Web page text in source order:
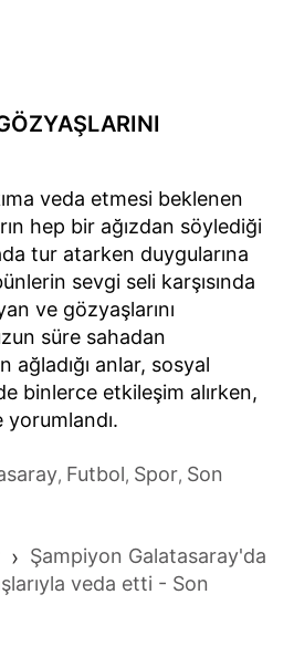
veda etmesi beklenen
hep bir ağızdan söylediği
tur atarken duygularına
sevgi seli karşısında
ve gözyaşlarını
süre sahadan
ağladığı anlar, sosyal
binlerce etkileşim alırken,
, Futbol, Spor, Son
› Şampiyon Galatasaray'da
veda etti - Son